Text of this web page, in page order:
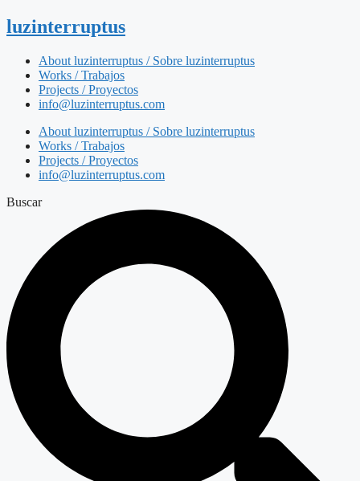
luzinterruptus
About luzinterruptus / Sobre luzinterruptus
Works / Trabajos
Projects / Proyectos
info@luzinterruptus.com
About luzinterruptus / Sobre luzinterruptus
Works / Trabajos
Projects / Proyectos
info@luzinterruptus.com
Buscar